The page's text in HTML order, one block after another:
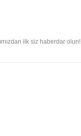
ilk siz haberdar olun!